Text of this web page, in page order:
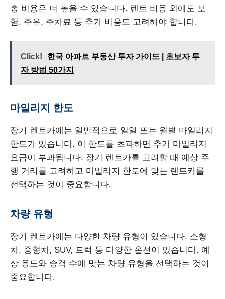
총 비용은 더 높을 수 있습니다. 렌트 비용 외에도 보
험, 주유, 주차료 등 추가 비용도 고려해야 합니다.
Click!
한국 아파트 부동산 투자 가이드 | 초보자 투
자 방법 50가지
마일리지 한도
장기 렌트카에는 일반적으로 일일 또는 월별 마일리지
한도가 있습니다. 이 한도를 초과하면 추가 마일리지
요금이 부과됩니다. 장기 렌트카를 고려할 때 예상 주
행 거리를 고려하고 마일리지 한도에 맞는 렌트카를
선택하는 것이 중요합니다.
차량 유형
장기 렌트카에는 다양한 차량 유형이 있습니다. 소형
차, 중형차, SUV, 트럭 등 다양한 옵션이 있습니다. 예
상 용도와 승객 수에 맞는 차량 유형을 선택하는 것이
중요합니다.